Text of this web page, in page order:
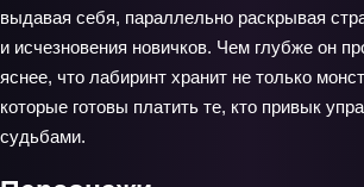
выдавая себя, параллельно раскрывая
и исчезновения новичков. Чем глубже он
яснее, что лабиринт хранит не только
которые готовы платить те, кто привык
судьбами.